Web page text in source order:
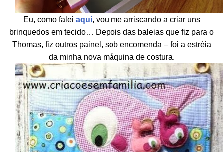
Eu, como falei aqui, vou me arriscando a criar uns
brinquedos em tecido… Depois das baleias que fiz para o
Thomas, fiz outros painel, sob encomenda – foi a estréia
da minha nova máquina de costura.